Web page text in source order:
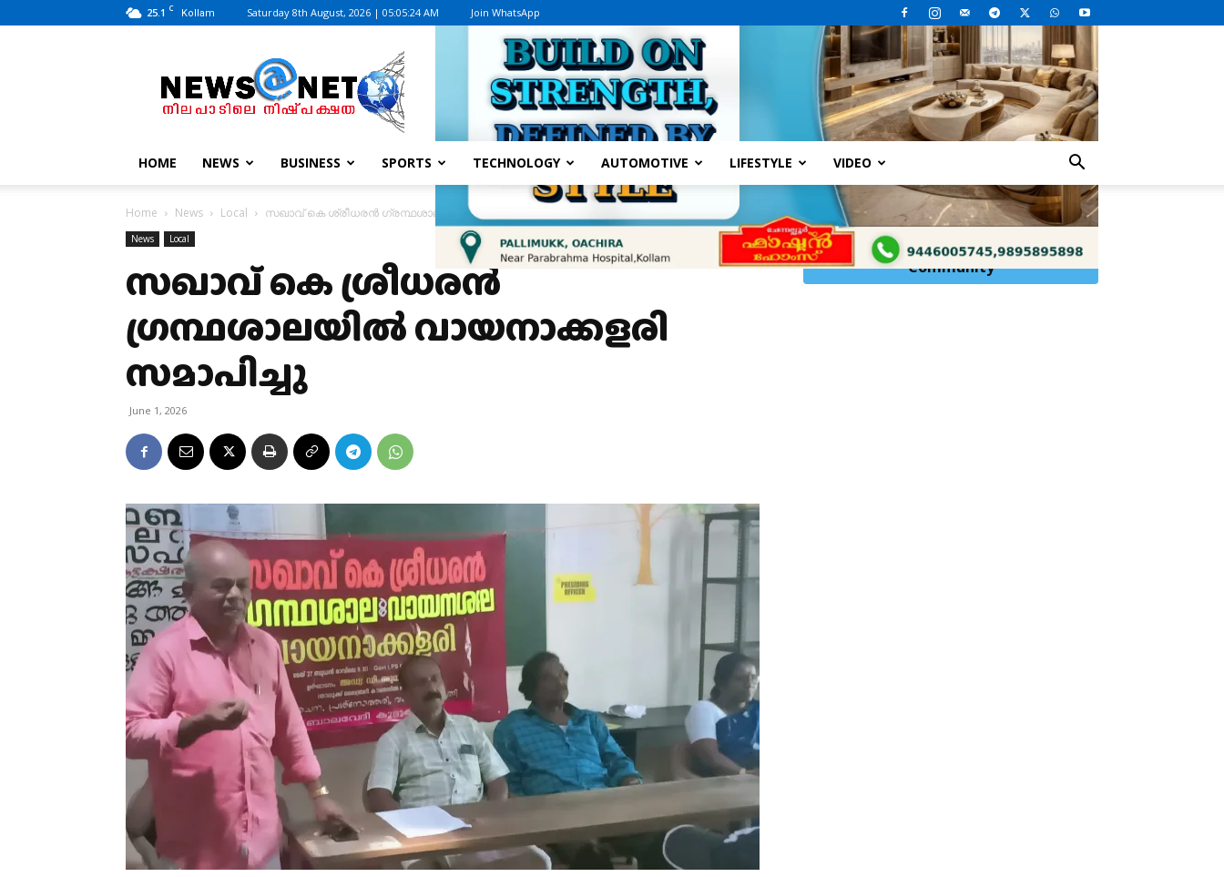
25.1 C Kollam Saturday 8th August, 2026 | 05:05:24 AM Join WhatsApp
News@Net
|
www.newsatnet.com
HOME NEWS BUSINESS SPORTS TECHNOLOGY AUTOMOTIVE LIFESTYLE VIDEO
Home News Local സഖാവ് കെ ശ്രീധരൻ ഗ്രന്ഥശാലയിൽ വായനാക്കളരി സമാപിച്ചു
News Local
സഖാവ് കെ ശ്രീധരൻ
ഗ്രന്ഥശാലയിൽ വായനാക്കളരി
സമാപിച്ചു
June 1, 2026
Click Here toJoinWhatsApp
Community